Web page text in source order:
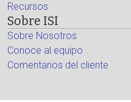
Recursos
Sobre ISI
Sobre Nosotros
Conoce al equipo
Comentarios del cliente